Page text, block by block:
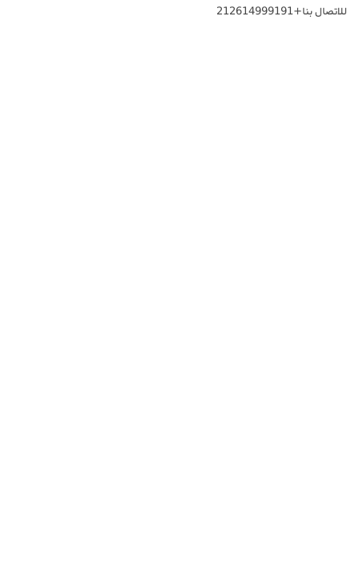
للاتصال بنا+212614999191